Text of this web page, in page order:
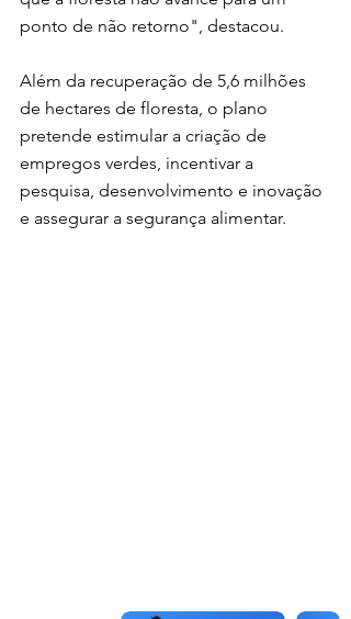
ponto de não retorno", destacou.
Além da recuperação de 5,6 milhões
de hectares de floresta, o plano
pretende estimular a criação de
empregos verdes, incentivar a
pesquisa, desenvolvimento e inovação
e assegurar a segurança alimentar.